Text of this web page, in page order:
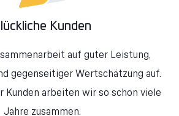
Kunden
auf guter Leistung,
gegenseitiger Wertschätzung auf.
Kunden arbeiten wir so schon viele
Jahre zusammen.